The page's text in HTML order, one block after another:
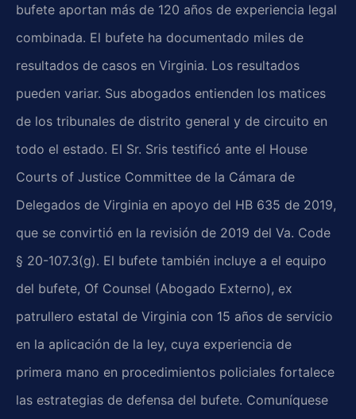
bufete aportan más de 120 años de experiencia legal
combinada. El bufete ha documentado miles de
resultados de casos en Virginia. Los resultados
pueden variar. Sus abogados entienden los matices
de los tribunales de distrito general y de circuito en
todo el estado. El Sr. Sris testificó ante el House
Courts of Justice Committee de la Cámara de
Delegados de Virginia en apoyo del HB 635 de 2019,
que se convirtió en la revisión de 2019 del Va. Code
§ 20-107.3(g). El bufete también incluye a el equipo
del bufete, Of Counsel (Abogado Externo), ex
patrullero estatal de Virginia con 15 años de servicio
en la aplicación de la ley, cuya experiencia de
primera mano en procedimientos policiales fortalece
las estrategias de defensa del bufete. Comuníquese